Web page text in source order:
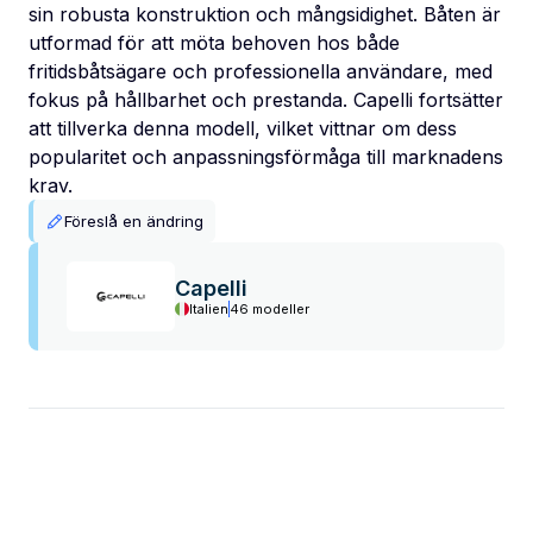
sin robusta konstruktion och mångsidighet. Båten är
utformad för att möta behoven hos både
fritidsbåtsägare och professionella användare, med
fokus på hållbarhet och prestanda. Capelli fortsätter
att tillverka denna modell, vilket vittnar om dess
popularitet och anpassningsförmåga till marknadens
krav.
Föreslå en ändring
Capelli
Italien 46 modeller